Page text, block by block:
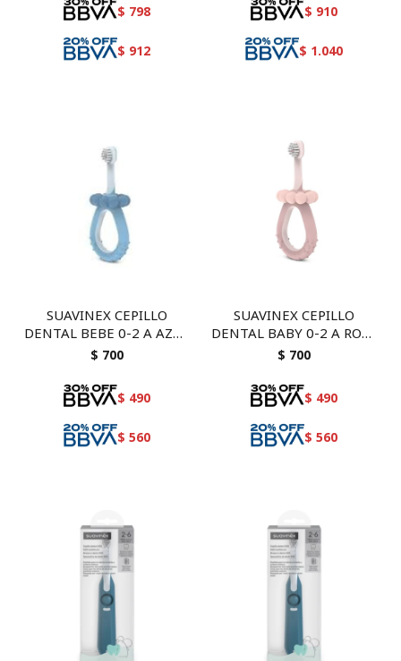
$ 798
$ 912
$ 910
$ 1.040
SUAVINEX CEPILLO
DENTAL BEBE 0-2 A AZUL
903455
$ 700
$ 490
$ 560
SUAVINEX CEPILLO
DENTAL BABY 0-2 A ROSA
903462
$ 700
$ 490
$ 560